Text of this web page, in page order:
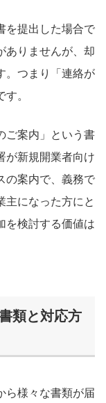
を提出した場合で
ありませんが、却
。つまり「連絡が
。
ご案内」という書
が新規開業者向け
の案内で、義務で
主になった方にと
を検討する価値は
類と対応方
ら様々な書類が届